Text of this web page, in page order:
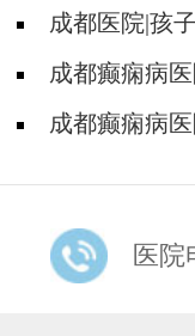
痫病的用药注意
成都医院|孩
些?成都癫痫病
成都癫痫病
医院